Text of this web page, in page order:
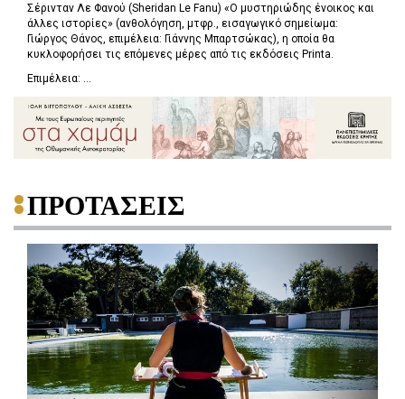
Σέρινταν Λε Φανού (Sheridan Le Fanu) «Ο μυστηριώδης ένοικος και
άλλες ιστορίες» (ανθολόγηση, μτφρ., εισαγωγικό σημείωμα:
Γιώργος Θάνος, επιμέλεια: Γιάννης Μπαρτσώκας), η οποία θα
κυκλοφορήσει τις επόμενες μέρες από τις εκδόσεις Printa.
Επιμέλεια: ...
ΠΡΟΤΑΣΕΙΣ